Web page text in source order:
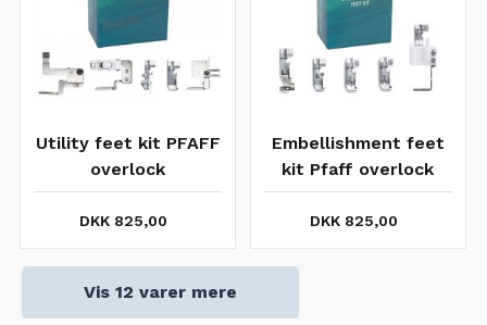
Utility feet kit PFAFF
overlock
DKK 825,00
Embellishment feet
kit Pfaff overlock
DKK 825,00
Vis 12 varer mere